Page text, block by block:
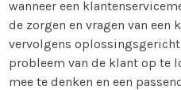
wanneer een
de zorgen en vragen van een
vervolgens
probleem van de klant op te
mee te denken en een